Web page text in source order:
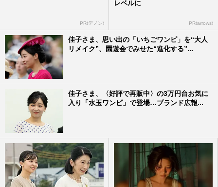
PR(デノン)
レベルに
PR(arrows)
佳子さま、思い出の「いちごワンピ」を“大人
リメイク”、園遊会でみせた“進化する”...
佳子さま、〈好評で再販中〉の3万円台お気に
入り「水玉ワンピ」で登場…ブランド広報...